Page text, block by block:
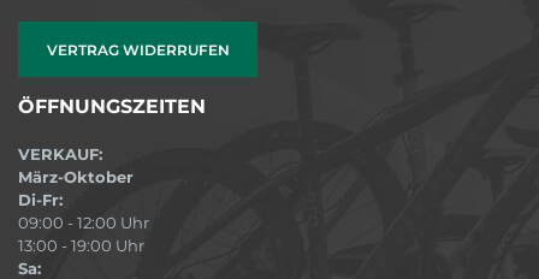
VERTRAG WIDERRUFEN
ÖFFNUNGSZEITEN
VERKAUF:
März-Oktober
Di-Fr:
09:00 - 12:00 Uhr
13:00 - 19:00 Uhr
Sa: